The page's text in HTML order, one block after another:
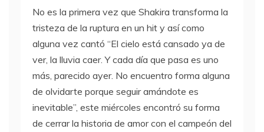
No es la primera vez que Shakira transforma la
tristeza de la ruptura en un hit y así como
alguna vez cantó “El cielo está cansado ya de
ver, la lluvia caer. Y cada día que pasa es uno
más, parecido ayer. No encuentro forma alguna
de olvidarte porque seguir amándote es
inevitable”, este miércoles encontró su forma
de cerrar la historia de amor con el campeón del